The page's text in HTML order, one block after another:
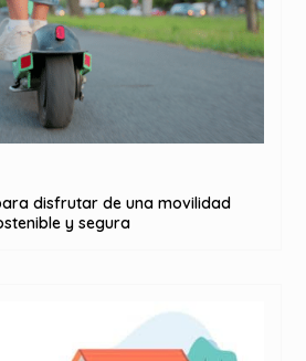
disfrutar de una movilidad
y segura